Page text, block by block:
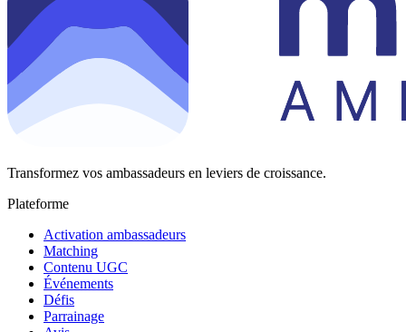
Transformez vos ambassadeurs en leviers de croissance.
Plateforme
Activation ambassadeurs
Matching
Contenu UGC
Événements
Défis
Parrainage